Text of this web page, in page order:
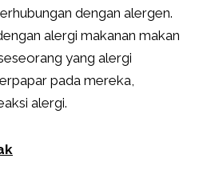
dengan alergen.
alergi makanan makan
yang alergi
pada mereka,
alergi.